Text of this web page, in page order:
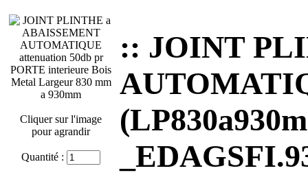
Cliquer sur l'image
pour agrandir
Quantité :
:: JOINT